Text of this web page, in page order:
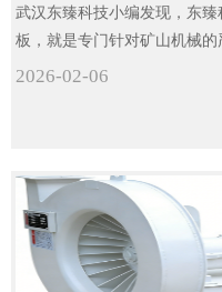
武汉东臻科技小编发现，东
板，就是专门针对矿山机械
有硬度又有韧性，一站式解决
2026-02-06